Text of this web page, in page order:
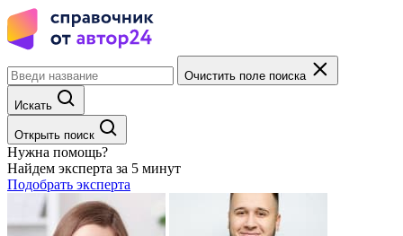
Очистить поле поиска
Искать
Открыть поиск
Нужна помощь?
Найдем эксперта за 5 минут
Подобрать эксперта